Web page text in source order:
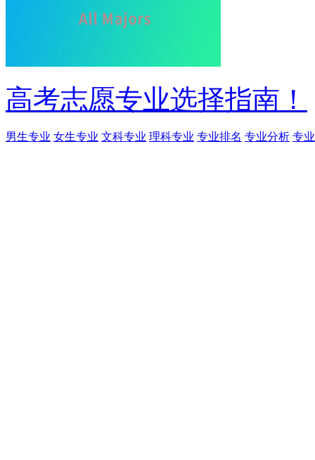
高考志愿专业选择指南！
男生专业 女生专业 文科专业 理科专业 专业排名 专业分析 专